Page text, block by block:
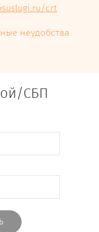
crt
неудобства
СБП